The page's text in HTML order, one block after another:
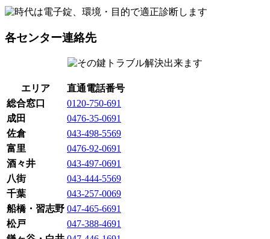
各センター連絡先
エリア
直通電話番号
総合窓口
0120-750-691
成田
0476-35-0691
佐倉
043-498-5569
富里
0476-92-0691
酒々井
043-497-0691
八街
043-444-5569
千葉
043-257-0069
船橋・習志野 047-465-6691
松戸
047-388-4691